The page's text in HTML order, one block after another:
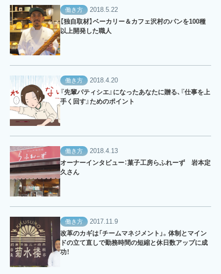
働き方
2018.5.22
【独自取材】ベーカリー＆カフェ沢村のパンを100種
以上開発した職人
働き方
2018.4.20
『先輩パティシエ』になったあなたに贈る、『仕事を上
手く回す』ためのポイント
働き方
2018.4.13
オーナーインタビュー：菓子工房らふれーず 岩本定
久さん
働き方
2017.11.9
改革のカギは「チームマネジメント」。体制とマイン
ドの立て直しで勤務時間の短縮と休日数アップに成
功！